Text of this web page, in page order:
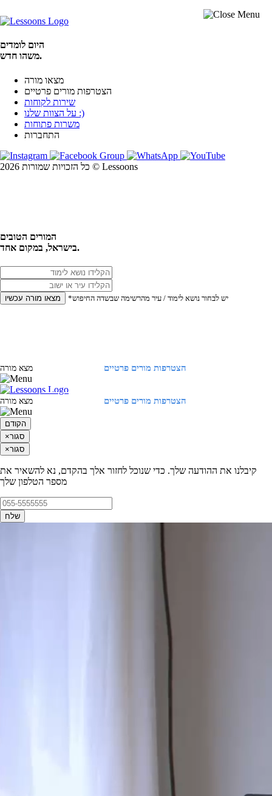
היום לומדים
משהו חדש.
מצאו מורה
הצטרפות מורים פרטיים
שירות לקוחות
על הצוות שלנו :)
משרות פתוחות
התחברות
כל הזכויות שמורות 2026 © Lessoons
המורים הטובים
בישראל, במקום אחד.
מצאו מורה עכשיו *יש לבחור נושא לימוד / עיר מהרשימה שבשדה החיפוש
הצטרפות מורים פרטיים מצא מורה
הצטרפות מורים פרטיים מצא מורה
הקודם
×סגור
×סגור
קיבלנו את ההודעה שלך. כדי שנוכל לחזור אלך בהקדם, נא להשאיר את
מספר הטלפון שלך
שלח